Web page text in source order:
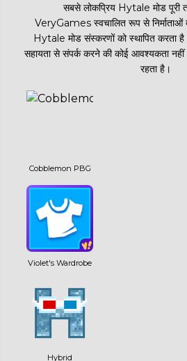
सबसे लोकप्रिय Hytale मोड पूरी
VeryGames स्वचालित रूप से निर्माताओं
Hytale मोड संस्करणों को स्थापित करता
सहायता से संपर्क करने की कोई आवश्यकता
रहता है।
Cobblemon PBG
Violet's Wardrobe
Hybrid